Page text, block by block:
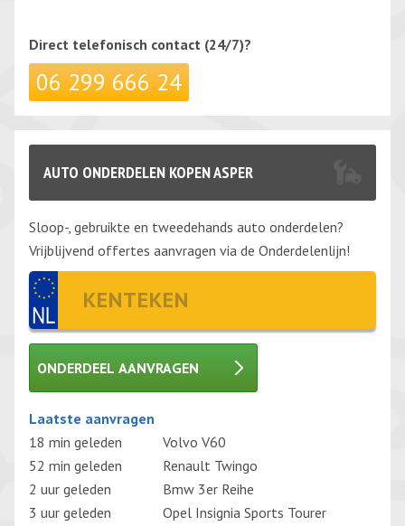
Direct telefonisch contact (24/7)?
06 299 666 24
AUTO ONDERDELEN KOPEN ASPER
Sloop-, gebruikte en tweedehands auto onderdelen?
Vrijblijvend offertes aanvragen via de Onderdelenlijn!
ONDERDEEL AANVRAGEN
Gelieve dit veld leeg te laten.
Laatste aanvragen
18 min geleden
Volvo V60
52 min geleden
Renault Twingo
2 uur geleden
Bmw 3er Reihe
3 uur geleden
Opel Insignia Sports Tourer